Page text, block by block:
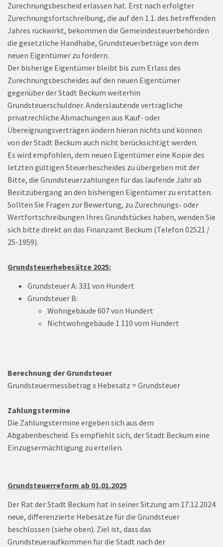
Zurechnungsbescheid erlassen hat. Erst nach erfolgter
Zurechnungsfortschreibung, die auf den 1.1. des betreffenden
Jahres rückwirkt, bekommen die Gemeindesteuerbehörden
die gesetzliche Handhabe, Grundsteuerbeträge von dem
neuen Eigentümer zu fordern.
Der bisherige Eigentümer bleibt bis zum Erlass des
Zurechnungsbescheides auf den neuen Eigentümer
gegenüber der Stadt Beckum weiterhin
Grundsteuerschuldner. Anderslautende vertragliche
privatrechliche Abmachungen aus Kauf- oder
Übereignungsverträgen ändern hieran nichts und können
von der Stadt Beckum auch nicht berücksichtigt werden.
Es wird empfohlen, dem neuen Eigentümer eine Kopie des
letzten gültigen Steuerbescheides zu übergeben mit der
Bitte, die Grundsteuerzahlungen für das laufende Jahr ab
Besitzübergang an den bisherigen Eigentümer zu erstatten.
Sollten Sie Fragen zur Bewertung, zu Zurechnungs- oder
Wertfortschreibungen Ihres Grundstückes haben, wenden Sie
sich bitte direkt an das Finanzamt Beckum (Telefon 02521 /
25-1959).
Grundsteuerhebesätze 2025:
Grundsteuer A: 331 von Hundert
Grundsteuer B:
Wohngebäude 607 von Hundert
Nichtwohngebäude 1 110 vom Hundert
Berechnung der Grundsteuer
Grundsteuermessbetrag x Hebesatz = Grundsteuer
Zahlungstermine
Die Zahlungstermine ergeben sich aus dem
Abgabenbescheid. Es empfiehlt sich, der Stadt Beckum eine
Einzugsermächtigung zu erteilen.
Grundsteuerreform ab 01.01.2025
Der Rat der Stadt Beckum hat in seiner Sitzung am 17.12.2024
neue, differenzierte Hebesätze für die Grundsteuer
beschlossen (siehe oben). Ziel ist, dass das
Grundsteueraufkommen für die Stadt nach der